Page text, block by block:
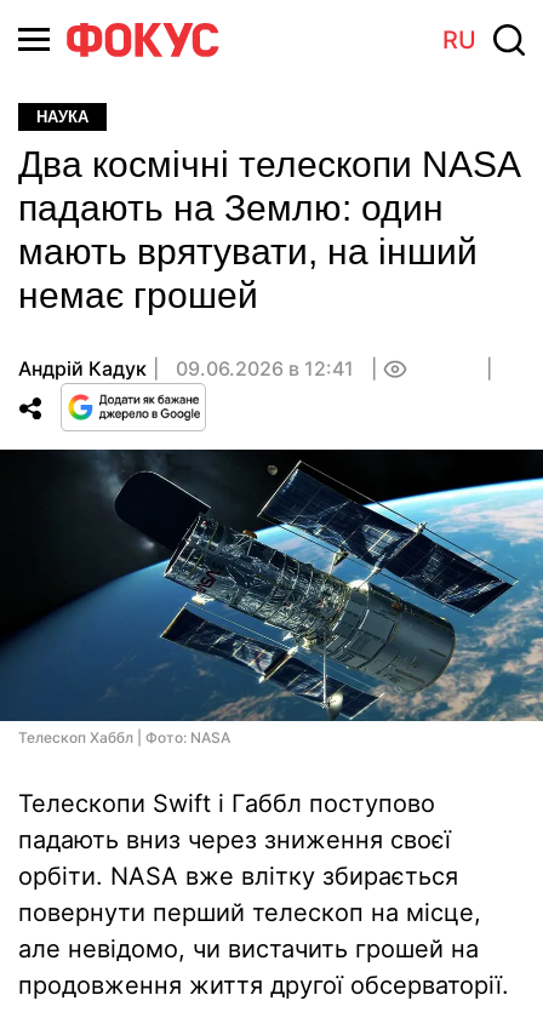
RU
НАУКА
Два космічні телескопи NASA
падають на Землю: один
мають врятувати, на інший
немає грошей
Андрій Кадук 09.06.2026 в 12:41
Телескоп Хаббл | Фото: NASA
Телескопи Swift і Габбл поступово
падають вниз через зниження своєї
орбіти. NASA вже влітку збирається
повернути перший телескоп на місце,
але невідомо, чи вистачить грошей на
продовження життя другої обсерваторії.